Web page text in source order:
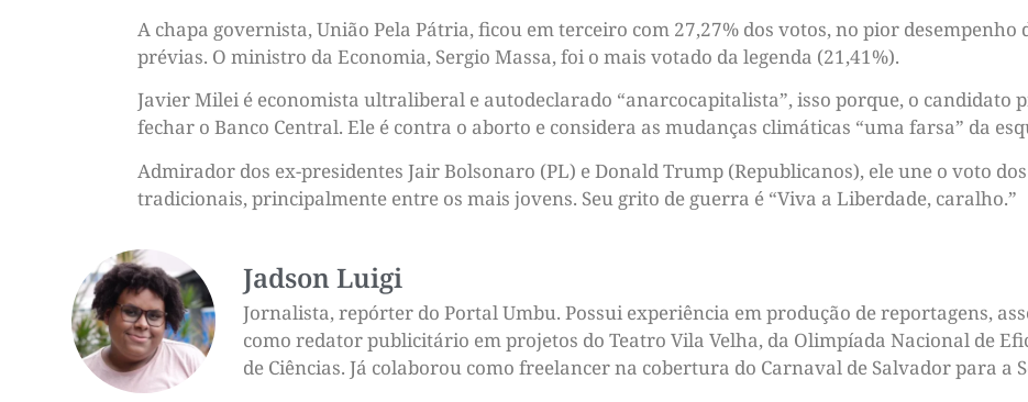
A chapa governista, União Pela Pátria, ficou em terceiro com 27,27% dos votos, no pior
prévias. O ministro da Economia, Sergio Massa, foi o mais votado da legenda (21,41%).
Javier Milei é economista ultraliberal e autodeclarado “anarcocapitalista”, isso porque, o candidato
fechar o Banco Central. Ele é contra o aborto e considera as mudanças climáticas “uma farsa” da
Admirador dos ex-presidentes Jair Bolsonaro (PL) e Donald Trump (Republicanos), ele une o voto
tradicionais, principalmente entre os mais jovens. Seu grito de guerra é “Viva a Liberdade, caralho.”
Jadson Luigi
Jornalista, repórter do Portal Umbu. Possui experiência em produção de reportagens,
como redator publicitário em projetos do Teatro Vila Velha, da Olimpíada Nacional de
de Ciências. Já colaborou como freelancer na cobertura do Carnaval de Salvador para a